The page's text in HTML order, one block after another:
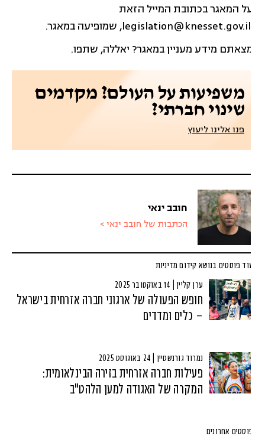
המאגר בכתובת המייל הזאת
מידע מעניין במאגר? יאללה, שתפו.
משפיעות על העולם? מקדמים
שינוי חברתי?
פנו אלינו ליעוץ
חובב ינאי
הכתבות של חובב ינאי >
פוסטים בנושא קידום מדיניות
ערן קליין | 14 באוקטובר 2025
חופש הפעולה של ארגוני חברה אזרחית בישראל
– כלים ומדדים
נמרוד גורנשטיין | 24 באוגוסט 2025
פעילות חברה אזרחית בזירה הבינלאומית:
המקרה של האגודה למען הלהט"ב
אחרונים